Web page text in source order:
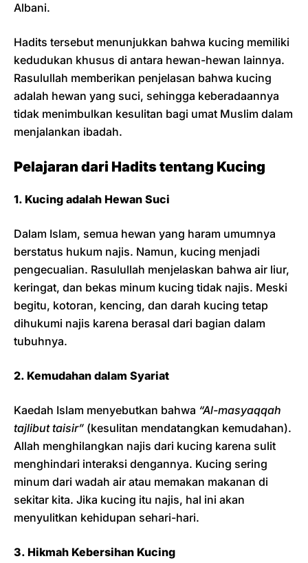
Albani.
Hadits tersebut menunjukkan bahwa kucing memiliki
kedudukan khusus di antara hewan-hewan lainnya.
Rasulullah memberikan penjelasan bahwa kucing
adalah hewan yang suci, sehingga keberadaannya
tidak menimbulkan kesulitan bagi umat Muslim dalam
menjalankan ibadah.
Pelajaran dari Hadits tentang Kucing
1. Kucing adalah Hewan Suci
Dalam Islam, semua hewan yang haram umumnya
berstatus hukum najis. Namun, kucing menjadi
pengecualian. Rasulullah menjelaskan bahwa air liur,
keringat, dan bekas minum kucing tidak najis. Meski
begitu, kotoran, kencing, dan darah kucing tetap
dihukumi najis karena berasal dari bagian dalam
tubuhnya.
2. Kemudahan dalam Syariat
Kaedah Islam menyebutkan bahwa “Al-masyaqqah
tajlibut taisir” (kesulitan mendatangkan kemudahan).
Allah menghilangkan najis dari kucing karena sulit
menghindari interaksi dengannya. Kucing sering
minum dari wadah air atau memakan makanan di
sekitar kita. Jika kucing itu najis, hal ini akan
menyulitkan kehidupan sehari-hari.
3. Hikmah Kebersihan Kucing